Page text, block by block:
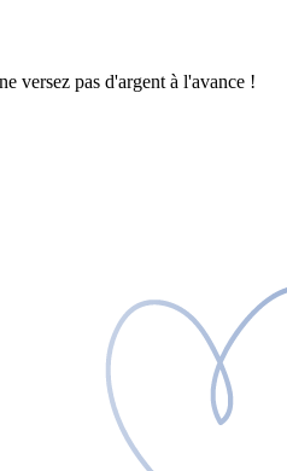
versez pas d'argent à l'avance !